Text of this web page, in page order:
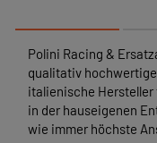
Polini Racing &
qualitativ
italienische
in der hauseigenen
wie immer höchste